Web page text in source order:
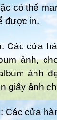
có thể
được in.
Các cửa
ảnh,
ảnh
giấy ảnh
Các cửa